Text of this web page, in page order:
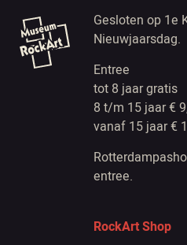
Gesloten op 1e
Nieuwjaarsdag.
Entree
tot 8 jaar gratis
8 t/m 15 jaar €
vanaf 15 jaar €
entree.
RockArt Shop